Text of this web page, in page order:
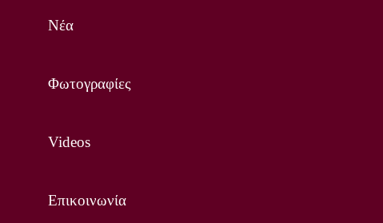
Νέα
Φωτογραφίες
Videos
Επικοινωνία